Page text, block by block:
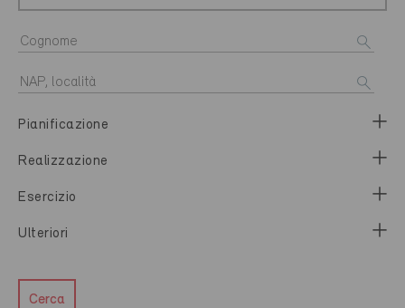
Pianificazione
Realizzazione
Esercizio
Ulteriori
Cerca